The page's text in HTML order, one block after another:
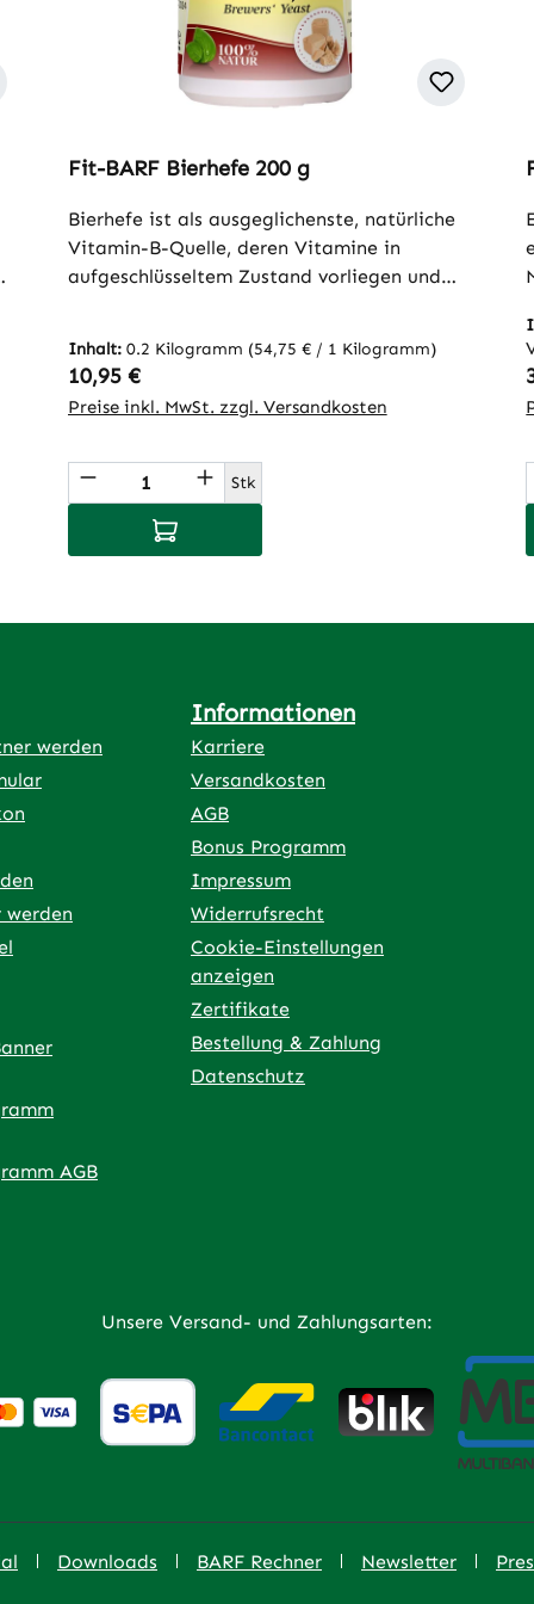
Wert ein oder benutze die
Fit-BARF Bierhefe 200 g
Bierhefe ist als ausgeglichenste, natürliche
Vitamin-B-Quelle, deren Vitamine in
aufgeschlüsseltem Zustand vorliegen und
Ernährung. Zudem besitzt Bierhefe einen
positiven Effekt auf die Darmflora. Ihr
Gehalt an Phosphor, Kalium, Magnesium,
sowie den Spurenelementen Kobalt,
Molybdän, Chrom und Selen liefern einen
wichtigen Beitrag zur bedarfsgerechten
Ernährung.
Inhalt: 0.2 Kilogramm (54,75 € / 1 Kilogramm)
Regulärer Preis:
10,95 €
Preise inkl. MwSt. zzgl. Versandkosten
Produkt Anzahl: Gib den
Stk
In den Warenkorb
Link) Link)
Tab (externer Link)
Tab (externer Link)
neuem Tab (externer Link)
– öffnet in neuem Tab (externer Link)
werden
werden
AGB
Informationen
Karriere
Versandkosten
AGB
Bonus Programm
Impressum
Widerrufsrecht
Cookie-Einstellungen
anzeigen
Zertifikate
Bestellung & Zahlung
Datenschutz
Unsere Versand- und Zahlungsarten:
Downloads BARF Rechner Newsletter